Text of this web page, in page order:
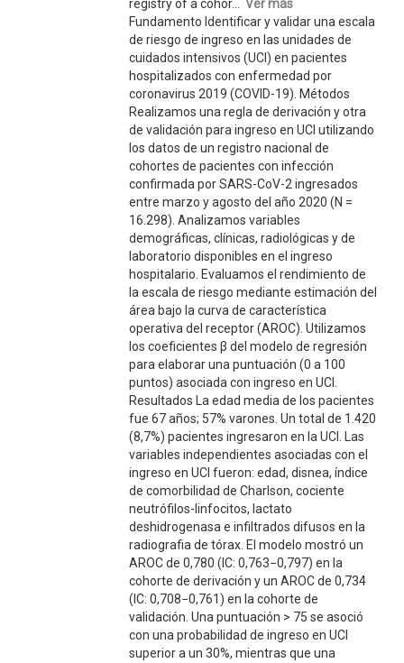
registry of a cohor... Ver más
Fundamento Identificar y validar una escala
de riesgo de ingreso en las unidades de
cuidados intensivos (UCI) en pacientes
hospitalizados con enfermedad por
coronavirus 2019 (COVID-19). Métodos
Realizamos una regla de derivación y otra
de validación para ingreso en UCI utilizando
los datos de un registro nacional de
cohortes de pacientes con infección
confirmada por SARS-CoV-2 ingresados
entre marzo y agosto del año 2020 (N =
16.298). Analizamos variables
demográficas, clínicas, radiológicas y de
laboratorio disponibles en el ingreso
hospitalario. Evaluamos el rendimiento de
la escala de riesgo mediante estimación del
área bajo la curva de característica
operativa del receptor (AROC). Utilizamos
los coeficientes β del modelo de regresión
para elaborar una puntuación (0 a 100
puntos) asociada con ingreso en UCI.
Resultados La edad media de los pacientes
fue 67 años; 57% varones. Un total de 1.420
(8,7%) pacientes ingresaron en la UCI. Las
variables independientes asociadas con el
ingreso en UCI fueron: edad, disnea, índice
de comorbilidad de Charlson, cociente
neutrófilos-linfocitos, lactato
deshidrogenasa e infiltrados difusos en la
radiografia de tórax. El modelo mostró un
AROC de 0,780 (IC: 0,763−0,797) en la
cohorte de derivación y un AROC de 0,734
(IC: 0,708−0,761) en la cohorte de
validación. Una puntuación > 75 se asoció
con una probabilidad de ingreso en UCI
superior a un 30%, mientras que una